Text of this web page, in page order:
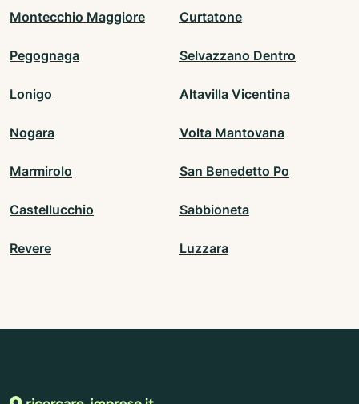
Montecchio Maggiore Curtatone
Pegognaga Selvazzano Dentro
Lonigo Altavilla Vicentina
Nogara Volta Mantovana
Marmirolo San Benedetto Po
Castellucchio Sabbioneta
Revere Luzzara